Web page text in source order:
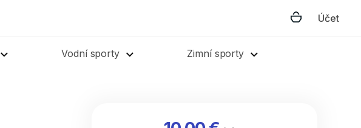
Účet
Vodní sporty Zimní sporty